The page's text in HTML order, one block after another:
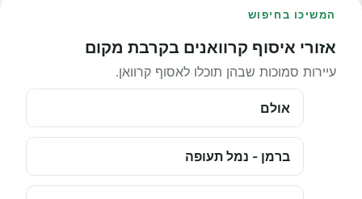
המשיכו בחיפוש
אזורי איסוף קרוואנים בקרבת מקום
עיירות סמוכות שבהן תוכלו לאסוף קרוואן.
אולם
ברמן - נמל תעופה